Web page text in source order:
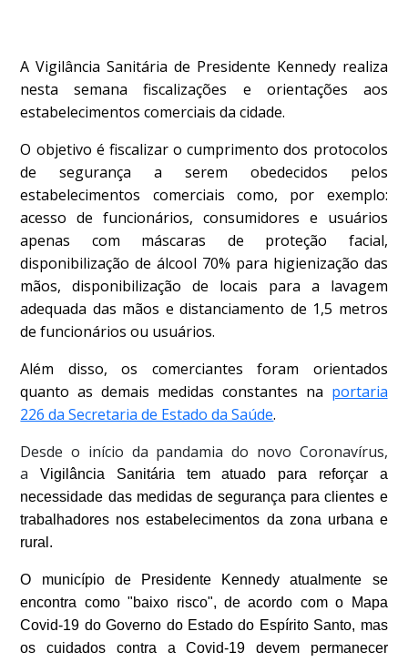
A Vigilância Sanitária de Presidente Kennedy realiza
nesta semana fiscalizações e orientações aos
estabelecimentos comerciais da cidade.
O objetivo é fiscalizar o cumprimento dos protocolos
de segurança a serem obedecidos pelos
estabelecimentos comerciais como, por exemplo:
acesso de funcionários, consumidores e usuários
apenas com máscaras de proteção facial,
disponibilização de álcool 70% para higienização das
mãos, disponibilização de locais para a lavagem
adequada das mãos e distanciamento de 1,5 metros
de funcionários ou usuários.
Além disso, os comerciantes foram orientados
quanto as demais medidas constantes na portaria
226 da Secretaria de Estado da Saúde.
Desde o início da pandamia do novo Coronavírus,
aVigilância Sanitária tem atuado para reforçar a
necessidade das medidas de segurança para clientes e
trabalhadores nos estabelecimentos da zona urbana e
rural.
O município de Presidente Kennedy atualmente se
encontra como "baixo risco", de acordo com o Mapa
Covid-19 do Governo do Estado do Espírito Santo, mas
os cuidados contra a Covid-19 devem permanecer